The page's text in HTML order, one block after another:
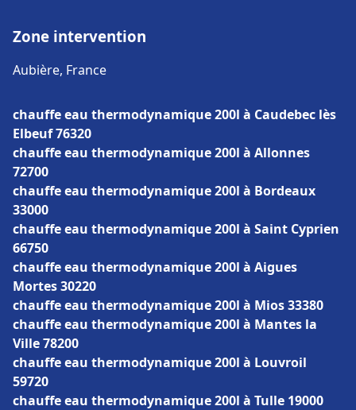
Zone intervention
Aubière, France
chauffe eau thermodynamique 200l à Caudebec lès
Elbeuf 76320
chauffe eau thermodynamique 200l à Allonnes
72700
chauffe eau thermodynamique 200l à Bordeaux
33000
chauffe eau thermodynamique 200l à Saint Cyprien
66750
chauffe eau thermodynamique 200l à Aigues
Mortes 30220
chauffe eau thermodynamique 200l à Mios 33380
chauffe eau thermodynamique 200l à Mantes la
Ville 78200
chauffe eau thermodynamique 200l à Louvroil
59720
chauffe eau thermodynamique 200l à Tulle 19000